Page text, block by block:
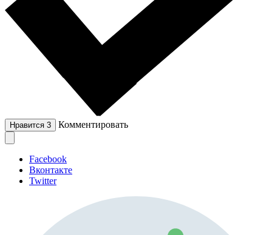
Нравится 3 Комментировать
Facebook
Вконтакте
Twitter